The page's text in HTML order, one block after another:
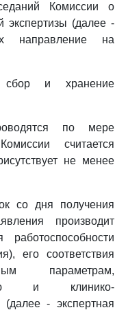
Комиссии о
экспертизы (далее -
направление на
сбор и хранение
по мере
считается
не менее
со дня получения
производит
работоспособности
его соответствия
параметрам,
и клинико-
- экспертная